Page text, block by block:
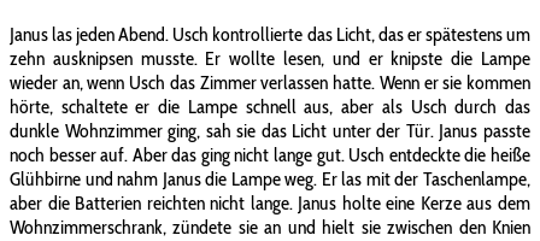
Janus las jeden Abend. Usch kontrollierte das Licht, das er spätestens um
zehn ausknipsen musste. Er wollte lesen, und er knipste die Lampe
wieder an, wenn Usch das Zimmer verlassen hatte. Wenn er sie kommen
hörte, schaltete er die Lampe schnell aus, aber als Usch durch das
dunkle Wohnzimmer ging, sah sie das Licht unter der Tür. Janus passte
noch besser auf. Aber das ging nicht lange gut. Usch entdeckte die heiße
Glühbirne und nahm Janus die Lampe weg. Er las mit der Taschenlampe,
aber die Batterien reichten nicht lange. Janus holte eine Kerze aus dem
Wohnzimmerschrank, zündete sie an und hielt sie zwischen den Knien